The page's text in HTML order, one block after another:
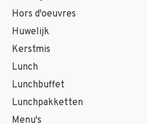
Hors d'oeuvres
Huwelijk
Kerstmis
Lunch
Lunchbuffet
Lunchpakketten
Menu's